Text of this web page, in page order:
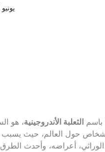
يونيو 19, 2025
باسم الثعلبة الأندروجينية، هو
حول العالم، حيث
أعراضه، وأحدث الطرق